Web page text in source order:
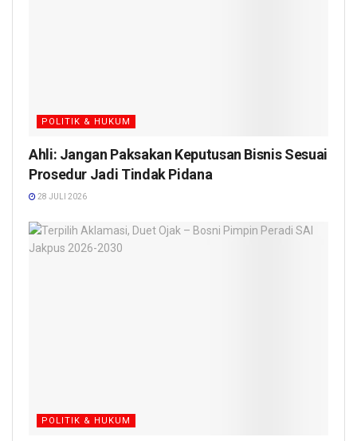
POLITIK & HUKUM
Ahli: Jangan Paksakan Keputusan Bisnis Sesuai
Prosedur Jadi Tindak Pidana
28 JULI 2026
POLITIK & HUKUM